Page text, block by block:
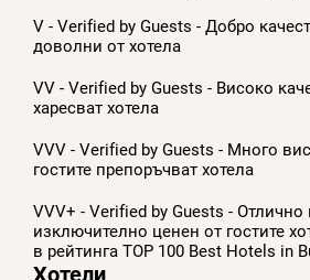
V - Verified by Guests - Добро
доволни от хотела
VV - Verified by Guests - Високо
харесват хотела
VVV - Verified by Guests - Много
гостите препоръчват хотела
VVV+ - Verified by Guests - Отлично
изключително ценен от гостите
в рейтинга TOP 100 Best Hotels in
Хотели